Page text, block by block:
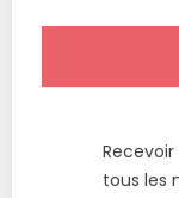
tous les